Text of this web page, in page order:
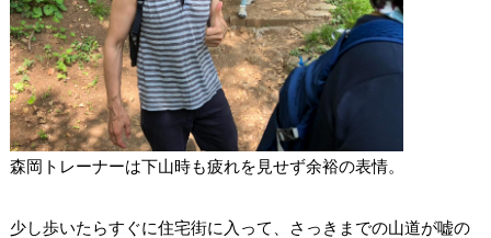
森岡トレーナーは下山時も疲れを見せず余裕の表情。
少し歩いたらすぐに住宅街に入って、さっきまでの山道が嘘の